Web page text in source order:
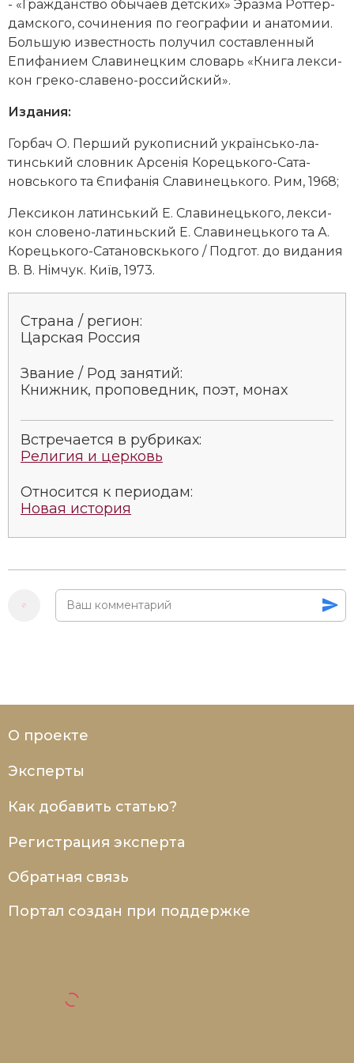
Новейшая история
Нумизматика
Образование
Общественные объединения и организации
Политическая история
Революции и народные движения
Религия и церковь
Россия
Северная Америка
Социально-экономическая история
Специальные исторические дисциплины
СССР
Южная Америка
- «Гра­ж­дан­ст­во обы­ча­ев дет­ских» Эраз­ма Рот­тер­
дам­ско­го, со­чи­не­ния по гео­гра­фии и ана­то­мии.
Боль­шую из­вест­ность по­лу­чил со­став­лен­ный
Епифанием Славинецким сло­варь «Кни­га лек­си­
кон гре­ко-сла­ве­но-рос­сий­ский».
Издания:
Гор­бач О. Пер­ший ру­ко­пис­ний укра­їнсь­ко-ла­
тинсь­кий слов­ник Арсенiя Ко­рець­ко­го-Са­та­
новсь­ко­го та Єпифанiя Сла­ви­нець­ко­го. Рим, 1968;
Лек­си­кон ла­тинсь­кий Е. Сла­ви­нець­ко­го, лек­си­
кон сло­ве­но-ла­тинь­ский Е. Сла­ви­нець­ко­го та А.
Ко­рець­ко­го-Са­та­нов­скь­ко­го / Под­гот. до ви­да­ния
В. В. Нiмчук. Київ, 1973.
Страна / регион:
Царская Россия
Звание / Род занятий:
Книжник, проповедник, поэт, монах
Встречается в рубриках:
Религия и церковь
Относится к периодам:
Новая история
О проекте
Эксперты
Как добавить статью?
Регистрация эксперта
Обратная связь
Портал создан при поддержке